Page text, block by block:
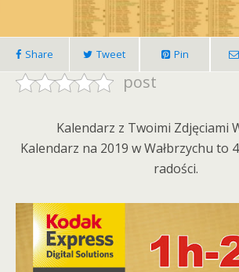
Share Tweet Pin
post
Kalendarz z Twoimi Zdjęciami
Kalendarz na 2019 w Wałbrzychu to
radości.